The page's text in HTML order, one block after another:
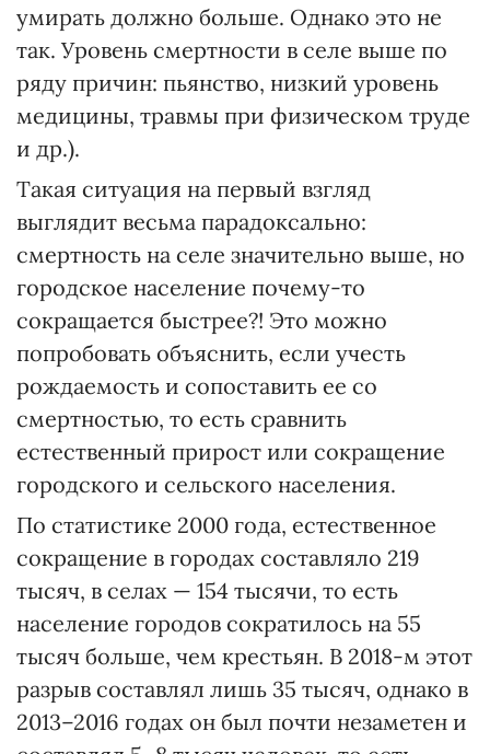
умирать должно больше. Однако это не
так. Уровень смертности в селе выше по
ряду причин: пьянство, низкий уровень
медицины, травмы при физическом труде
и др.).
Такая ситуация на первый взгляд
выглядит весьма парадоксально:
смертность на селе значительно выше, но
городское население почему-то
сокращается быстрее?! Это можно
попробовать объяснить, если учесть
рождаемость и сопоставить ее со
смертностью, то есть сравнить
естественный прирост или сокращение
городского и сельского населения.
По статистике 2000 года, естественное
сокращение в городах составляло 219
тысяч, в селах — 154 тысячи, то есть
население городов сократилось на 55
тысяч больше, чем крестьян. В 2018-м этот
разрыв составлял лишь 35 тысяч, однако в
2013–2016 годах он был почти незаметен и